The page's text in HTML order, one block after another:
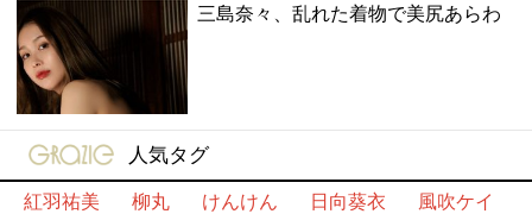
三島奈々、乱れた着物で美尻あらわ
gravure-grazie
人気タグ
紅羽祐美
柳丸 けんけん 日向葵衣
風吹ケイ